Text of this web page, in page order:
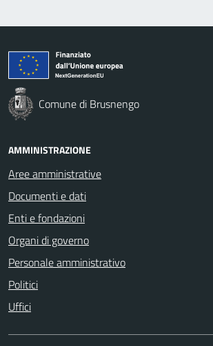
Comune di Brusnengo
AMMINISTRAZIONE
Aree amministrative
Documenti e dati
Enti e fondazioni
Organi di governo
Personale amministrativo
Politici
Uffici